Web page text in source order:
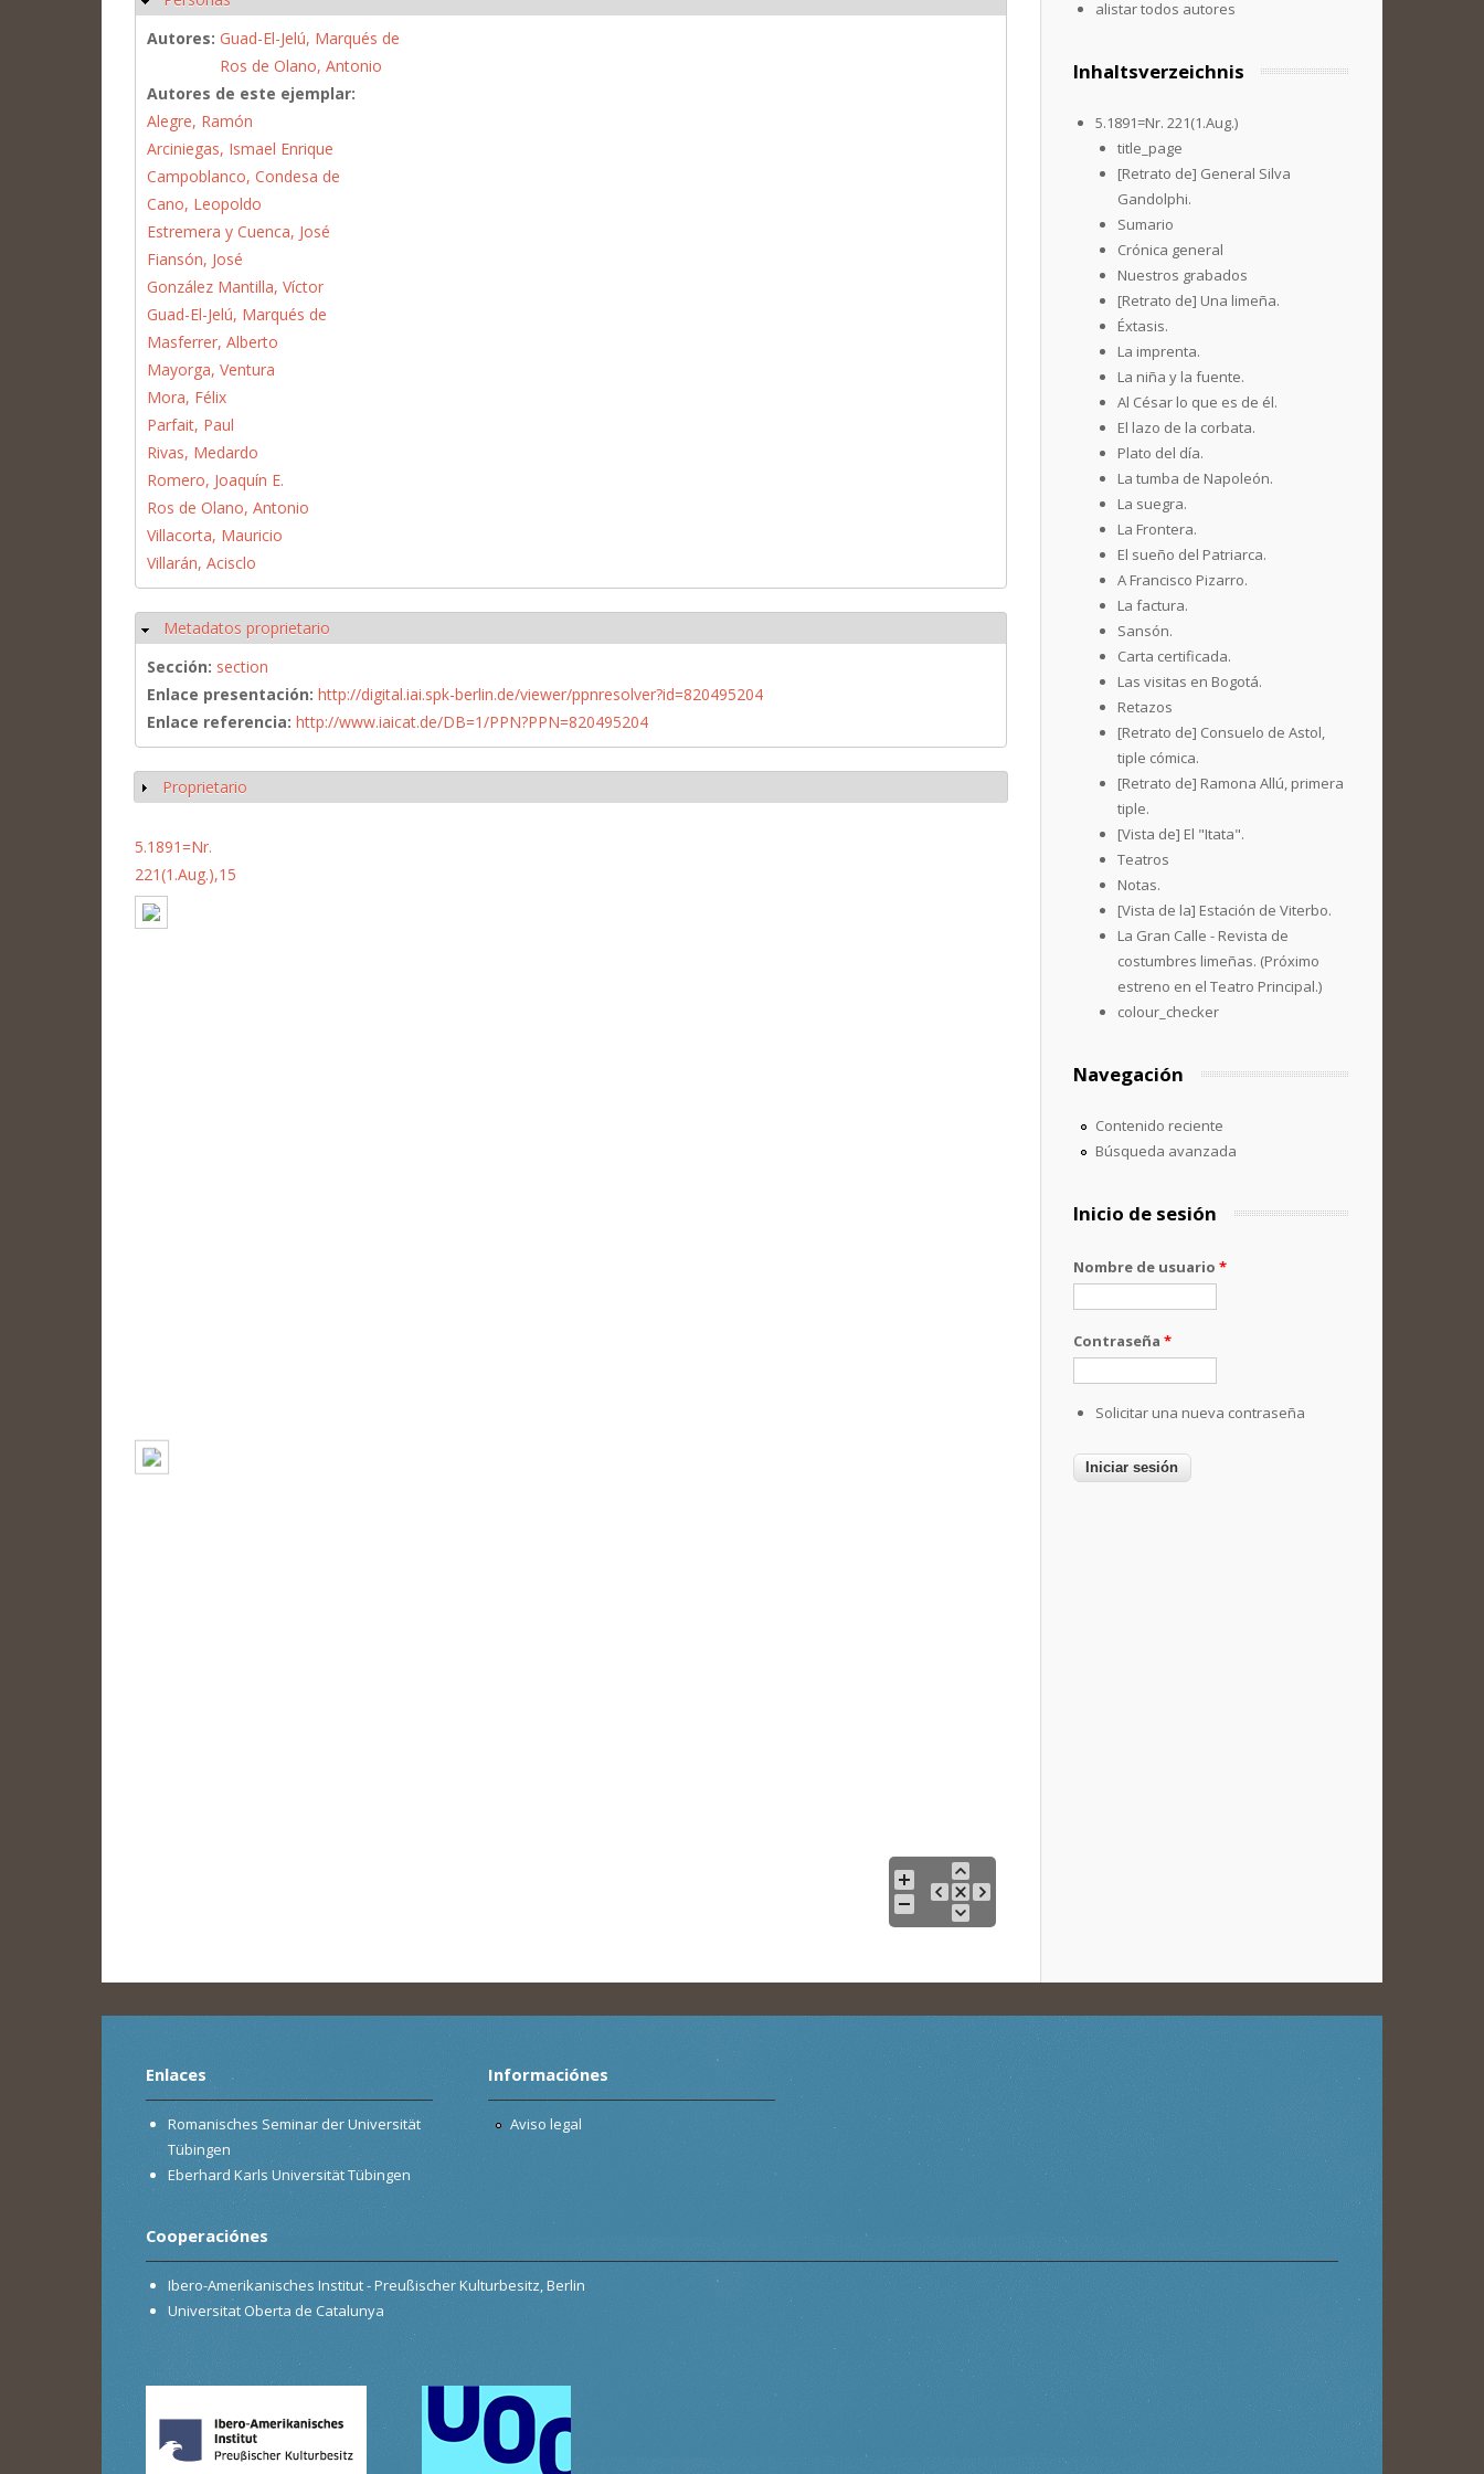
Autores: Guad-El-Jelú, Marqués de
Ros de Olano, Antonio
Autores de este ejemplar:
Alegre, Ramón
Arciniegas, Ismael Enrique
Campoblanco, Condesa de
Cano, Leopoldo
Estremera y Cuenca, José
Fiansón, José
González Mantilla, Víctor
Guad-El-Jelú, Marqués de
Masferrer, Alberto
Mayorga, Ventura
Mora, Félix
Parfait, Paul
Rivas, Medardo
Romero, Joaquín E.
Ros de Olano, Antonio
Villacorta, Mauricio
Villarán, Acisclo
Ocultar
Metadatos proprietario
Sección: section
Enlace presentación: http://digital.iai.spk-berlin.de/viewer/ppnresolver?id=820495204
Enlace referencia: http://www.iaicat.de/DB=1/PPN?PPN=820495204
Mostrar
Proprietario
5.1891=Nr.
221(1.Aug.),15
alistar todos autores
Inhaltsverzeichnis
5.1891=Nr. 221(1.Aug.)
title_page
[Retrato de] General Silva
Gandolphi.
Sumario
Crónica general
Nuestros grabados
[Retrato de] Una limeña.
Éxtasis.
La imprenta.
La niña y la fuente.
Al César lo que es de él.
El lazo de la corbata.
Plato del día.
La tumba de Napoleón.
La suegra.
La Frontera.
El sueño del Patriarca.
A Francisco Pizarro.
La factura.
Sansón.
Carta certificada.
Las visitas en Bogotá.
Retazos
[Retrato de] Consuelo de Astol,
tiple cómica.
[Retrato de] Ramona Allú, primera
tiple.
[Vista de] El "Itata".
Teatros
Notas.
[Vista de la] Estación de Viterbo.
La Gran Calle - Revista de
costumbres limeñas. (Próximo
estreno en el Teatro Principal.)
colour_checker
Navegación
Contenido reciente
Búsqueda avanzada
Inicio de sesión
Nombre de usuario *
Contraseña *
Solicitar una nueva contraseña
Enlaces
Romanisches Seminar der Universität
Tübingen
Eberhard Karls Universität Tübingen
Informaciónes
Aviso legal
Cooperaciónes
Ibero-Amerikanisches Institut - Preußischer Kulturbesitz, Berlin
Universitat Oberta de Catalunya